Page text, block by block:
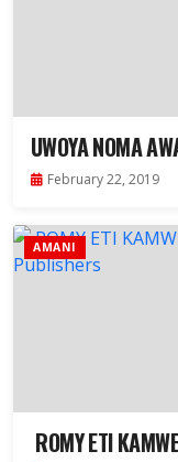
UWOYA NOMA
February 22, 2019
AMANI
ROMY ETI